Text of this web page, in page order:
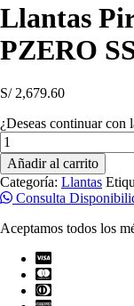
Llantas
PZERO
S/2,679.60
¿Deseas continuar con
Llantas
Pirelli
PZERO
SSR
245/35R21
XL
cantidad
Añadir al carrito
Categoría: Llantas
Consulta
Aceptamos todos los